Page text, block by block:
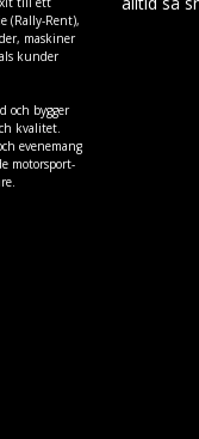
(Rally-Rent),
, maskiner
kunder
och bygger
kvalitet.
evenemang
motorsport-